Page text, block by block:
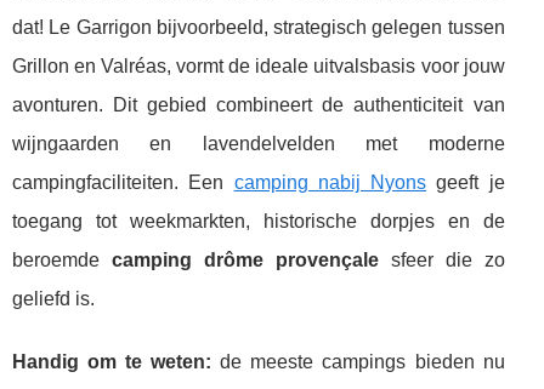
dat! Le Garrigon bijvoorbeeld, strategisch gelegen tussen
Grillon en Valréas, vormt de ideale uitvalsbasis voor jouw
avonturen. Dit gebied combineert de authenticiteit van
wijngaarden en lavendelvelden met moderne
campingfaciliteiten. Een camping nabij Nyons geeft je
toegang tot weekmarkten, historische dorpjes en de
beroemde camping drôme provençalesfeer die zo
geliefd is.
Handig om te weten: de meeste campings bieden nu